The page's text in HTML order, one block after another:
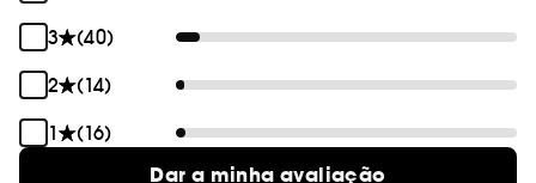
3
(40)
2
(14)
1
(16)
Dar a minha avaliação